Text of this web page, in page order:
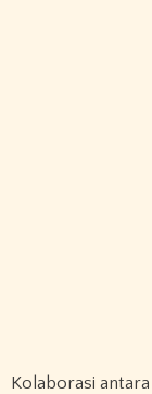
Kolaborasi